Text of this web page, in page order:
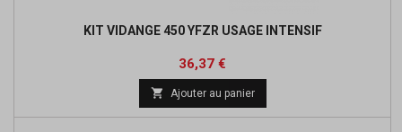
KIT VIDANGE 450 YFZR USAGE INTENSIF
Prix
36,37 €
base
 Ajouter au panier